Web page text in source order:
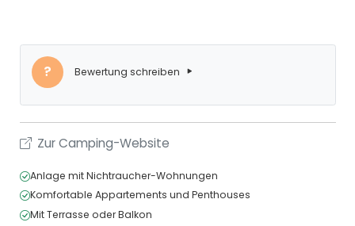
? Bewertung schreiben
Zur Camping-Website
Anlage mit Nichtraucher-Wohnungen
Komfortable Appartements und Penthouses
Mit Terrasse oder Balkon